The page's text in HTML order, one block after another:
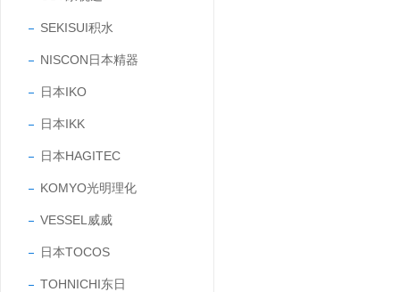
SEKISUI积水
NISCON日本精器
日本IKO
日本IKK
日本HAGITEC
KOMYO光明理化
VESSEL威威
日本TOCOS
TOHNICHI东日